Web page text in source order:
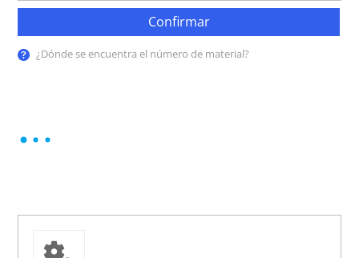
Confirmar
¿Dónde se encuentra el número de material?